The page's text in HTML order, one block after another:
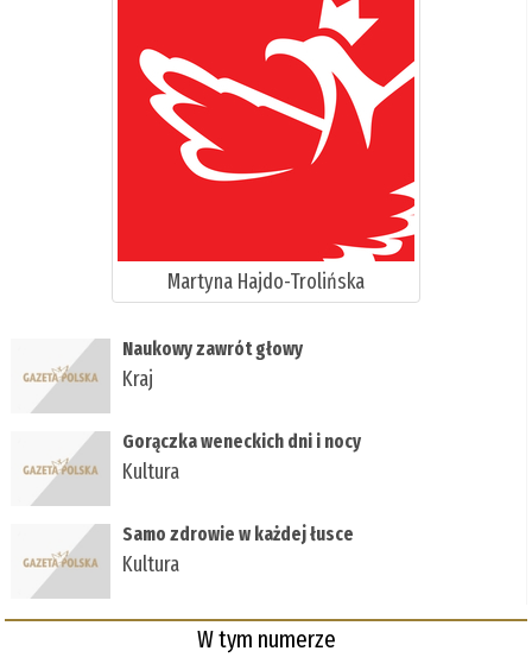
Martyna Hajdo-Trolińska
Naukowy zawrót głowy
Kraj
Gorączka weneckich dni i nocy
Kultura
Samo zdrowie w każdej łusce
Kultura
W tym numerze